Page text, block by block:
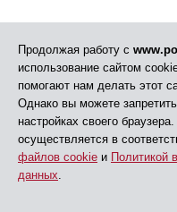
Продолжая работу с
использование сайтом
помогают нам делать этот
Однако вы можете
настройках своего
осуществляется в
файлов cookie и Политикой
данных.